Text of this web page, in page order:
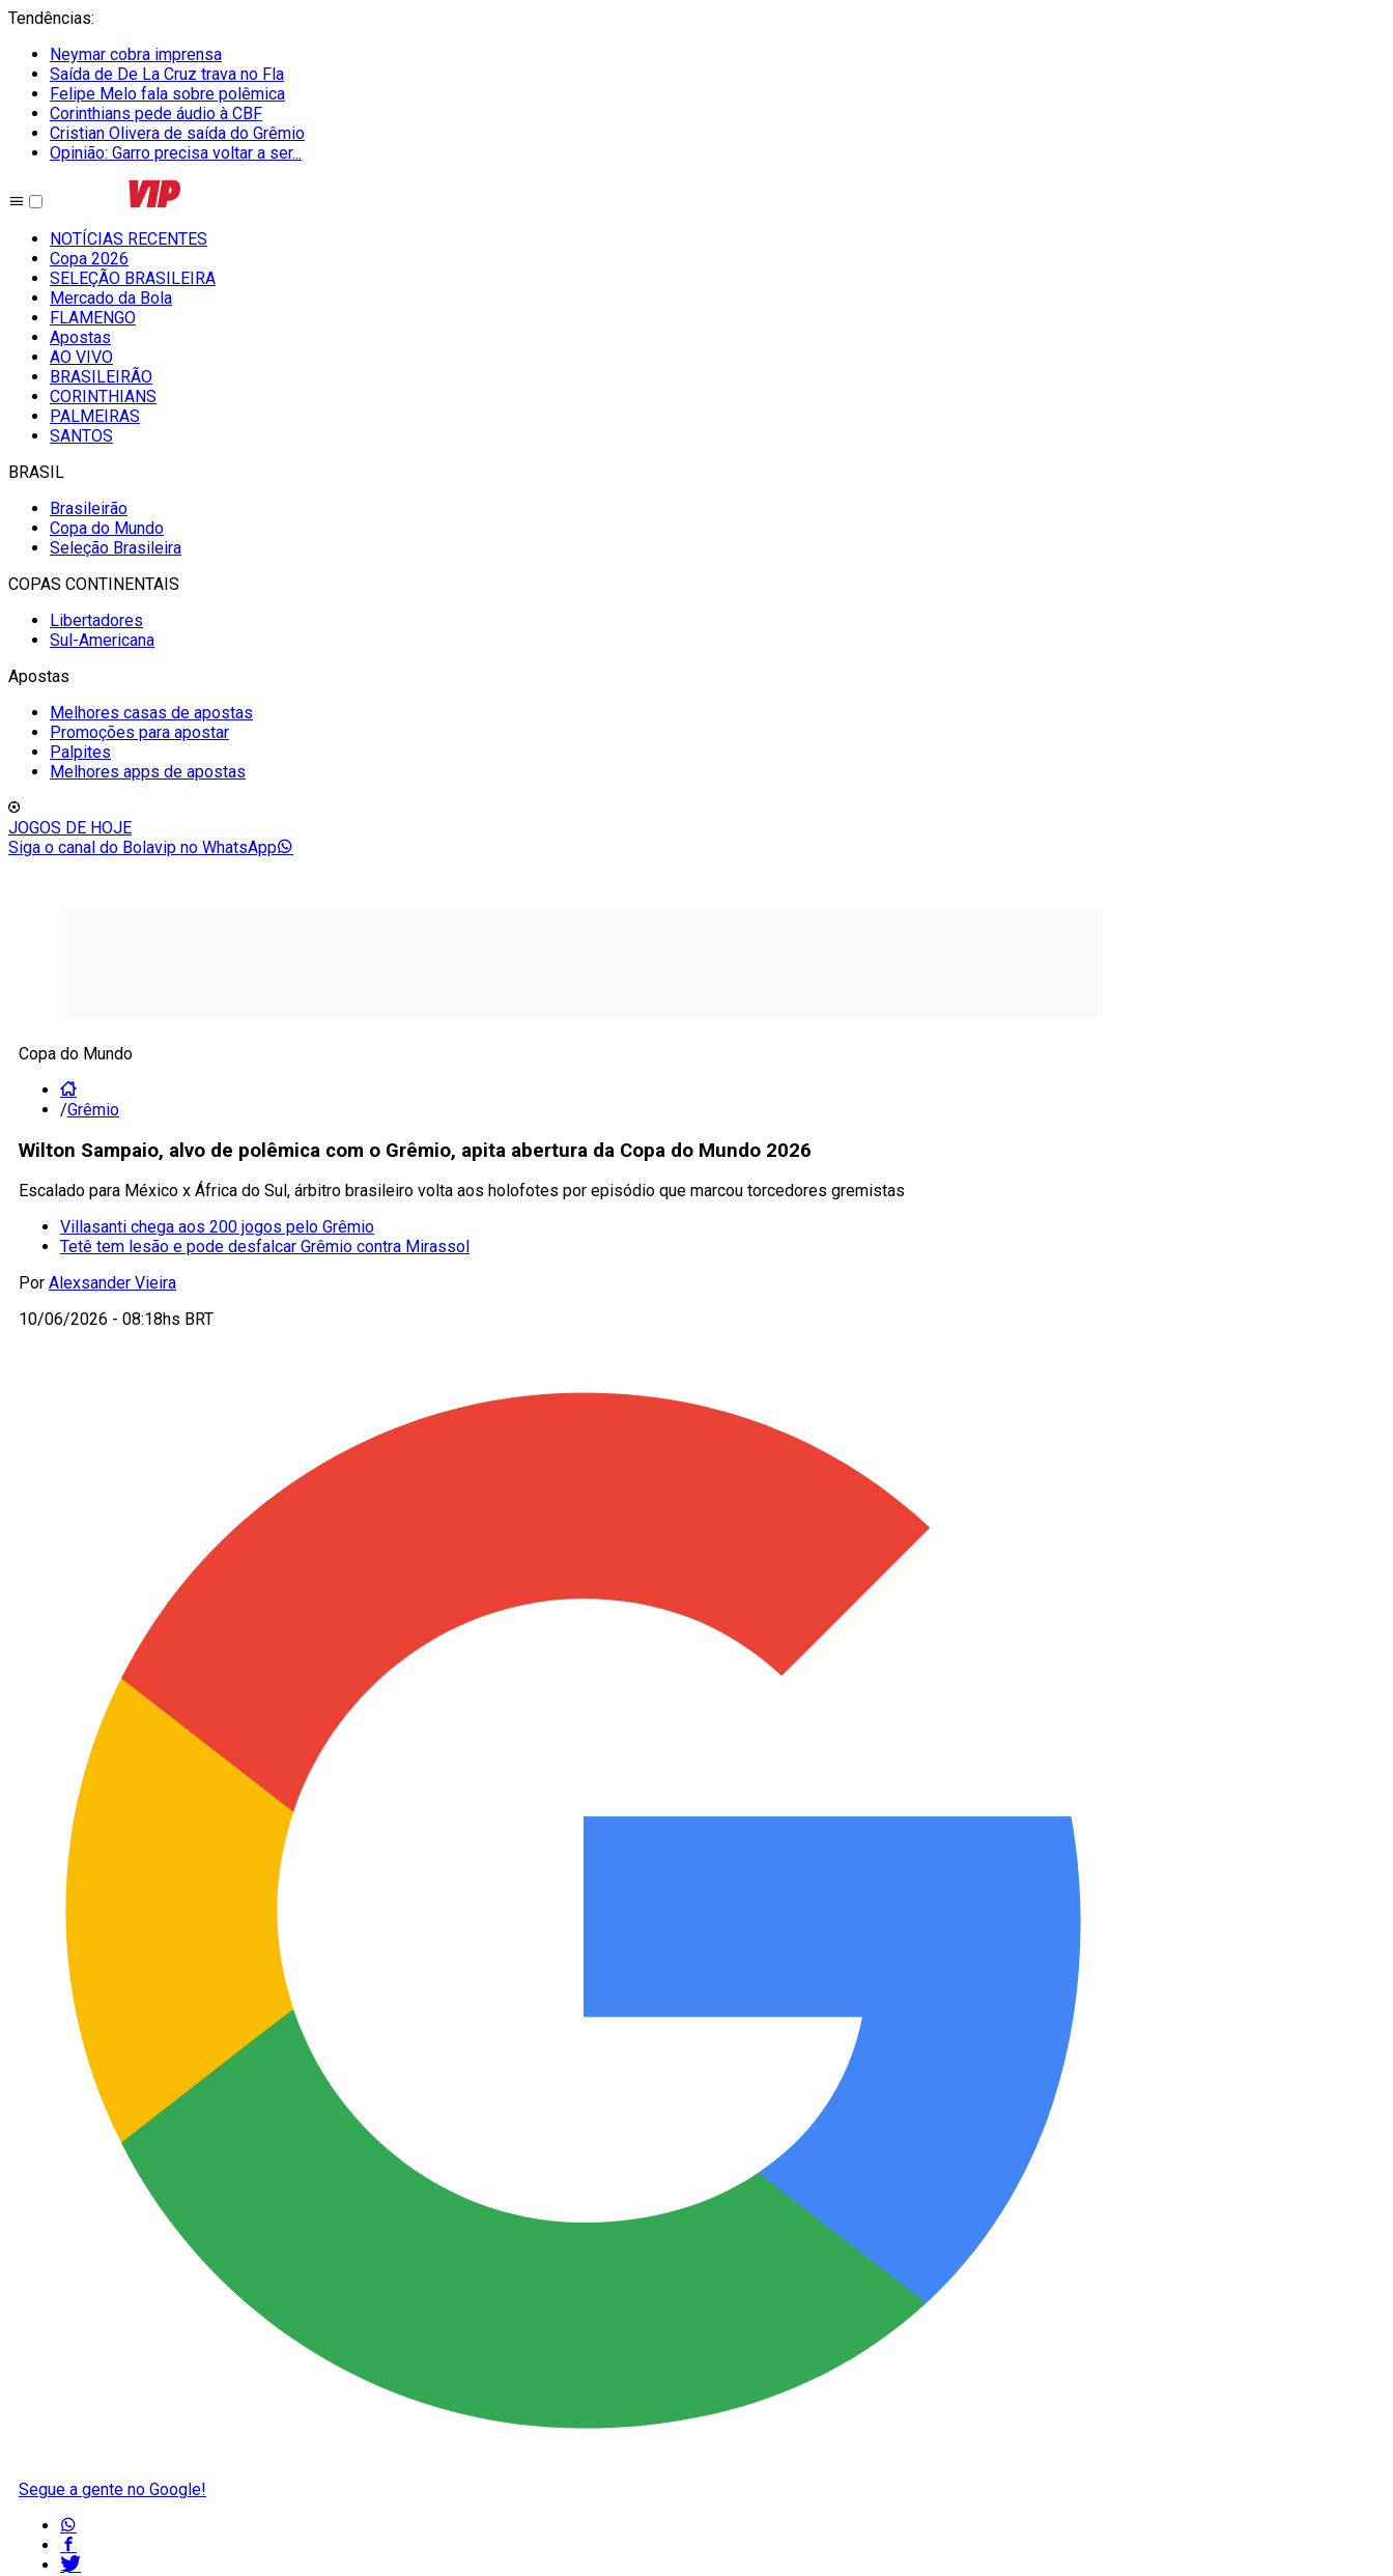
Tendências:
Neymar cobra imprensa
Saída de De La Cruz trava no Fla
Felipe Melo fala sobre polêmica
Corinthians pede áudio à CBF
Cristian Olivera de saída do Grêmio
Opinião: Garro precisa voltar a ser...
NOTÍCIAS RECENTES
Copa 2026
SELEÇÃO BRASILEIRA
Mercado da Bola
FLAMENGO
Apostas
AO VIVO
BRASILEIRÃO
CORINTHIANS
PALMEIRAS
SANTOS
BRASIL
Brasileirão
Copa do Mundo
Seleção Brasileira
COPAS CONTINENTAIS
Libertadores
Sul-Americana
Apostas
Melhores casas de apostas
Promoções para apostar
Palpites
Melhores apps de apostas
JOGOS DE HOJE
Siga o canal do Bolavip no WhatsApp
Copa do Mundo
/Grêmio
Wilton Sampaio, alvo de polêmica com o Grêmio, apita abertura da Copa do Mundo 2026
Escalado para México x África do Sul, árbitro brasileiro volta aos holofotes por episódio que marcou torcedores gremistas
Villasanti chega aos 200 jogos pelo Grêmio
Tetê tem lesão e pode desfalcar Grêmio contra Mirassol
Por Alexsander Vieira
10/06/2026 - 08:18hs BRT
Segue a gente no Google!